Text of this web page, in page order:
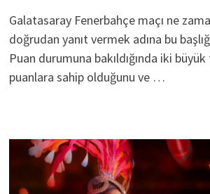
Galatasaray Fenerbahçe maçı ne
doğrudan yanıt vermek adına bu
Puan durumuna bakıldığında iki büyük
puanlara sahip olduğunu ve …